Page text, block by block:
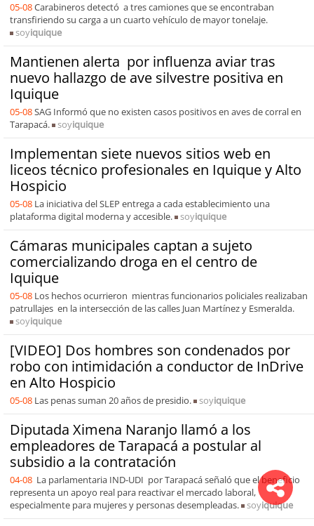
05-08Carabineros detectó a tres camiones que se encontraban
transfiriendo su carga a un cuarto vehículo de mayor tonelaje.
soyiquique
Mantienen alerta por influenza aviar tras
nuevo hallazgo de ave silvestre positiva en
Iquique
05-08SAG Informó que no existen casos positivos en aves de corral en
Tarapacá.
soyiquique
Implementan siete nuevos sitios web en
liceos técnico profesionales en Iquique y Alto
Hospicio
05-08 La iniciativa del SLEP entrega a cada establecimiento una
plataforma digital moderna y accesible.
soyiquique
Cámaras municipales captan a sujeto
comercializando droga en el centro de
Iquique
05-08 Los hechos ocurrieron mientras funcionarios policiales realizaban
patrullajes en la intersección de las calles Juan Martínez y Esmeralda.
soyiquique
[VIDEO] Dos hombres son condenados por
robo con intimidación a conductor de InDrive
en Alto Hospicio
05-08 Las penas suman 20 años de presidio. soyiquique
Diputada Ximena Naranjo llamó a los
empleadores de Tarapacá a postular al
subsidio a la contratación
04-08 La parlamentaria IND-UDI por Tarapacá señaló que el beneficio
representa un apoyo real para reactivar el mercado laboral,
especialmente para mujeres y personas desempleadas.
soyiquique